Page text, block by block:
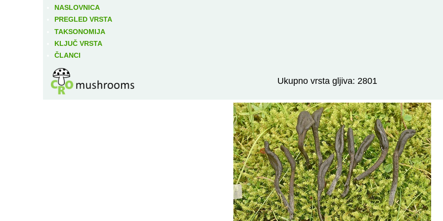
NASLOVNICA
PREGLED VRSTA
TAKSONOMIJA
KLJUČ VRSTA
ČLANCI
Ukupno vrsta gljiva: 2801